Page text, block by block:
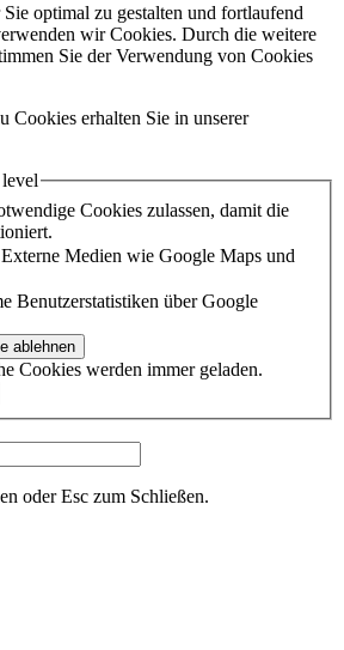
optimal zu gestalten und fortlaufend
wir Cookies. Durch die weitere
Sie der Verwendung von Cookies
Cookies erhalten Sie in unserer
Cookies zulassen, damit die
Externe Medien wie Google Maps und
Benutzerstatistiken über Google
Cookies werden immer geladen.
oder Esc zum Schließen.